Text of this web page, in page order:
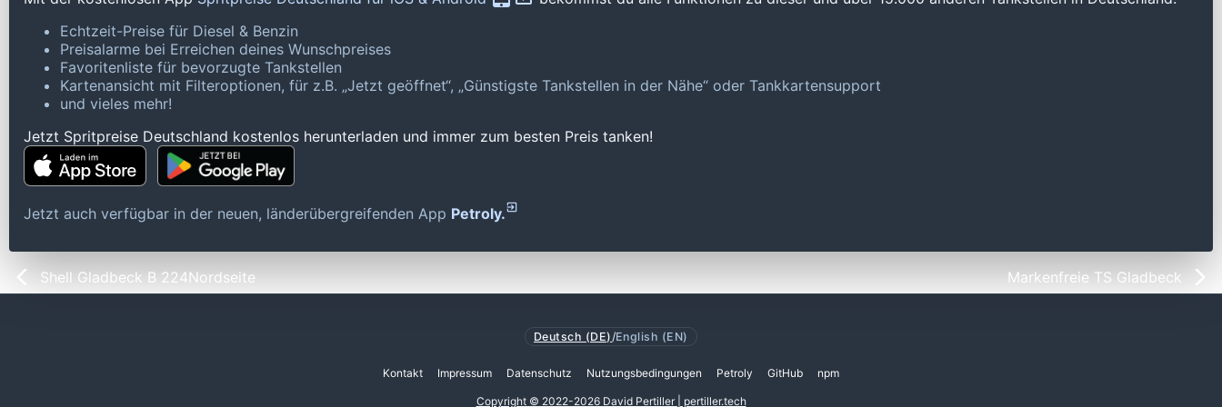
Echtzeit-Preise für Diesel & Benzin
Preisalarme bei Erreichen deines Wunschpreises
Favoritenliste für bevorzugte Tankstellen
Kartenansicht mit Filteroptionen, für z.B. „Jetzt geöffnet“, „Günstigste Tankstellen in der Nähe“ oder Tankkartensupport
und vieles mehr!
Jetzt Spritpreise Deutschland kostenlos herunterladen und immer zum besten Preis tanken!
Jetzt auch verfügbar in der neuen, länderübergreifenden App Petroly.
Shell Gladbeck B 224Nordseite Markenfreie TS Gladbeck
Deutsch (DE) /English (EN)
Kontakt Impressum Datenschutz Nutzungsbedingungen Petroly GitHub npm
Copyright © 2022-2026 David Pertiller | pertiller.tech